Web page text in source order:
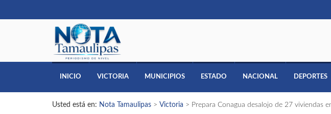
INICIO VICTORIA MUNICIPIOS ESTADO NACIONAL DEPORTES
Usted está en: Nota Tamaulipas > Victoria > Prepara Conagua desalojo de 27 viviendas